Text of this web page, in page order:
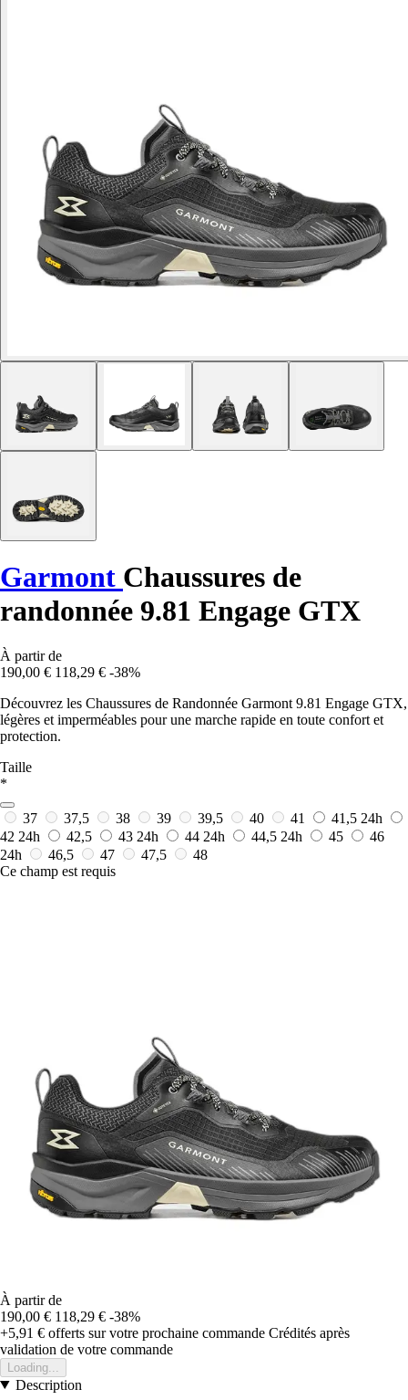
Garmont Chaussures de
randonnée 9.81 Engage GTX
À partir de
190,00 € 118,29 € -38%
Découvrez les Chaussures de Randonnée Garmont 9.81 Engage GTX,
légères et imperméables pour une marche rapide en toute confort et
protection.
Taille
*
37 37,5 38 39 39,5 40 41 41,5 24h
42 24h 42,5 43 24h 44 24h 44,5 24h 45
46
24h
46,5 47 47,5
48
Ce champ est requis
À partir de
190,00 € 118,29 € -38%
+5,91 € offerts sur votre prochaine commande Crédités après
validation de votre commande
Loading...
Description